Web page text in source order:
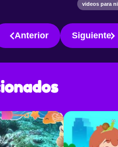
videos para
Anterior Siguiente